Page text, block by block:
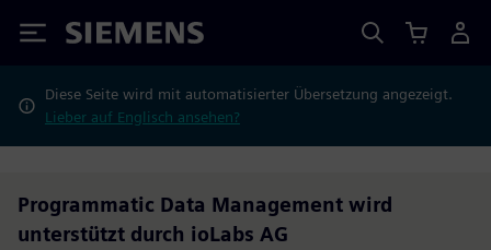
Siemens
Diese Seite wird mit automatisierter Übersetzung angezeigt.
Lieber auf Englisch ansehen?
Programmatic Data Management wird
unterstützt durch ioLabs AG